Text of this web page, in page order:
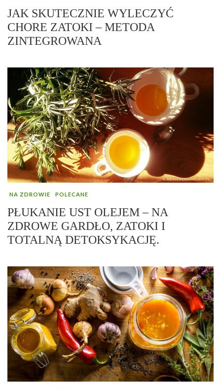
JAK SKUTECZNIE WYLECZYĆ
CHORE ZATOKI – METODA
ZINTEGROWANA
NA ZDROWIE POLECANE
PŁUKANIE UST OLEJEM – NA
ZDROWE GARDŁO, ZATOKI I
TOTALNĄ DETOKSYKACJĘ.